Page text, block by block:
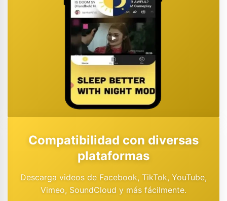
Compatibilidad con diversas
plataformas
Descarga videos de Facebook, TikTok, YouTube,
Vimeo, SoundCloud y más fácilmente.